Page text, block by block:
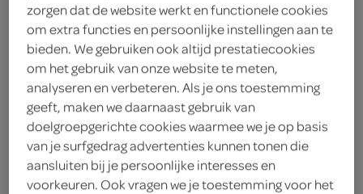
Ambachtelijke Bakker
vloer bruin tijger heel
Ambachtelijke Bakker
zorgen dat de website werkt en functionele cookies
om extra functies en persoonlijke instellingen aan te
bieden. We gebruiken ook altijd prestatiecookies
om het gebruik van onze website te meten,
analyseren en verbeteren. Als je ons toestemming
geeft, maken we daarnaast gebruik van
doelgroepgerichte cookies waarmee we je op basis
van je surfgedrag advertenties kunnen tonen die
aansluiten bij je persoonlijke interesses en
voorkeuren. Ook vragen we je toestemming voor het